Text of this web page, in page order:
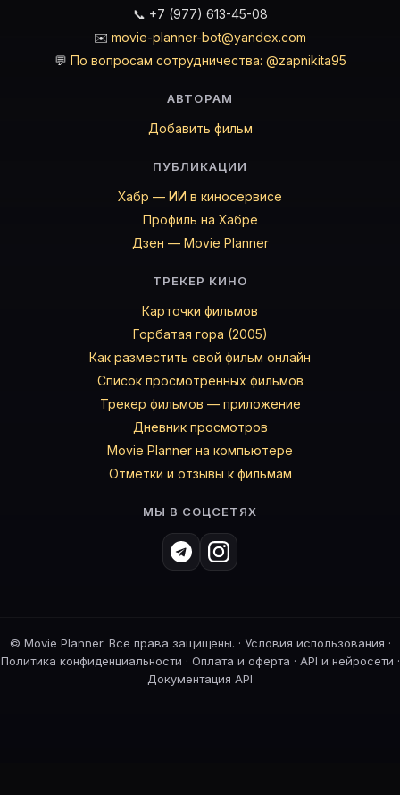
📞 +7 (977) 613-45-08
✉️ movie-planner-bot@yandex.com
💬 По вопросам сотрудничества: @zapnikita95
АВТОРАМ
Добавить фильм
ПУБЛИКАЦИИ
Хабр — ИИ в киносервисе
Профиль на Хабре
Дзен — Movie Planner
ТРЕКЕР КИНО
Карточки фильмов
Горбатая гора (2005)
Как разместить свой фильм онлайн
Список просмотренных фильмов
Трекер фильмов — приложение
Дневник просмотров
Movie Planner на компьютере
Отметки и отзывы к фильмам
МЫ В СОЦСЕТЯХ
© Movie Planner. Все права защищены. · Условия использования ·
Политика конфиденциальности · Оплата и оферта · API и нейросети ·
Документация API